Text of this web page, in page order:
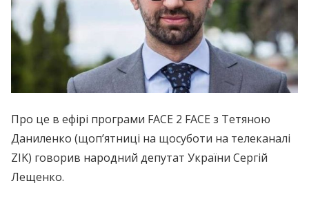
Про це в ефірі програми FACE 2 FACE з Тетяною
Даниленко (щоп’ятниці на щосуботи на телеканалі
ZIK) говорив народний депутат України Сергій
Лещенко.